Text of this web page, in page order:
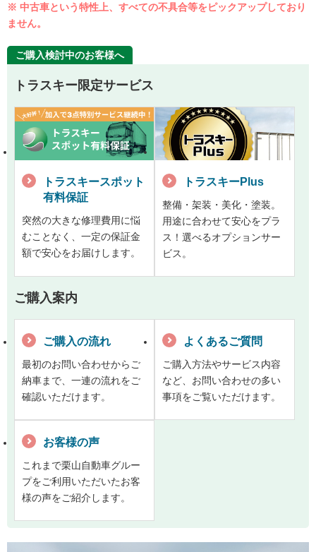
※ 中古車という特性上、すべての不具合等をピックアップしており
ません。
ご購入検討中のお客様へ
トラスキー限定サービス
トラスキースポット
有料保証
突然の大きな修理費用に悩
むことなく、一定の保証金
額で安心をお届けします。
トラスキーPlus
整備・架装・美化・塗装。
用途に合わせて安心をプラ
ス！選べるオプションサー
ビス。
ご購入案内
ご購入の流れ
最初のお問い合わせからご
納車まで、一連の流れをご
確認いただけます。
よくあるご質問
ご購入方法やサービス内容
など、お問い合わせの多い
事項をご覧いただけます。
お客様の声
これまで栗山自動車グルー
プをご利用いただいたお客
様の声をご紹介します。